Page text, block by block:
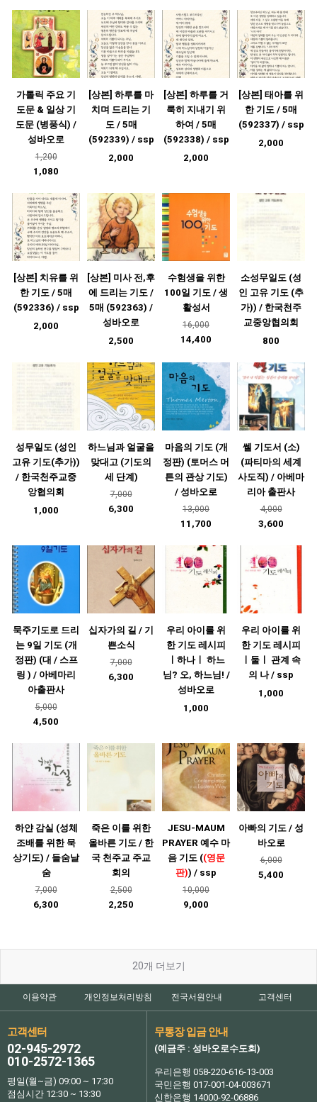
가톨릭 주요 기
도문 & 일상 기
도문 (병풍식) /
성바오로
1,200
1,080
[상본] 하루를 마
치며 드리는 기
도 / 5매
(592339) / ssp
2,000
[상본] 하루를 거
룩히 지내기 위
하여 / 5매
(592338) / ssp
2,000
[상본] 태아를 위
한 기도 / 5매
(592337) / ssp
2,000
[상본] 치유를 위
한 기도 / 5매
(592336) / ssp
2,000
[상본] 미사 전,후
에 드리는 기도 /
5매 (592363) /
성바오로
2,500
수험생을 위한
100일 기도 / 생
활성서
16,000
14,400
소성무일도 (성
인 고유 기도 (추
가)) / 한국천주
교중앙협의회
800
성무일도 (성인
고유 기도(추가))
/ 한국천주교중
앙협의회
1,000
하느님과 얼굴을
맞대고 (기도의
세 단계)
7,000
6,300
마음의 기도 (개
정판) (토머스 머
튼의 관상 기도)
/ 성바오로
13,000
11,700
쎌 기도서 (소)
(파티마의 세계
사도직) / 아베마
리아 출판사
4,000
3,600
묵주기도로 드리
는 9일 기도 (개
정판) (대 / 스프
링 ) / 아베마리
아출판사
5,000
4,500
십자가의 길 / 기
쁜소식
7,000
6,300
우리 아이를 위
한 기도 레시피
ㅣ하나ㅣ 하느
님? 오, 하느님! /
성바오로
1,000
우리 아이를 위
한 기도 레시피
ㅣ둘ㅣ 관계 속
의 나 / ssp
1,000
하얀 감실 (성체
조배를 위한 묵
상기도) / 들숨날
숨
7,000
6,300
죽은 이를 위한
올바른 기도 / 한
국 천주교 주교
회의
2,500
2,250
JESU-MAUM
PRAYER 예수 마
음 기도 ((영문
판)) / ssp
10,000
9,000
아빠의 기도 / 성
바오로
6,000
5,400
20개 더보기
이용약관 개인정보처리방침 전국서원안내 고객센터
고객센터
02-945-2972
010-2572-1365
평일(월~금) 09:00 ~ 17:30
점심시간 12:30 ~ 13:30
무통장 입금 안내
(예금주 : 성바오로수도회)
우리은행 058-220-616-13-003
국민은행 017-001-04-003671
신한은행 14000-92-06886